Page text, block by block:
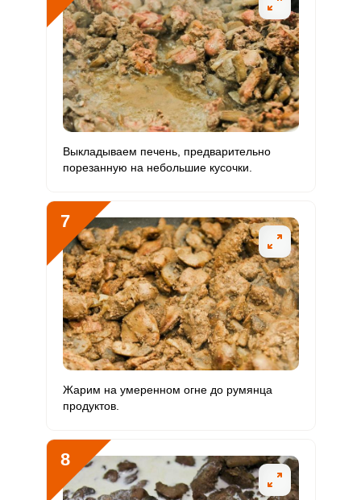
Выкладываем печень, предварительно
порезанную на небольшие кусочки.
7
Жарим на умеренном огне до румянца
продуктов.
8